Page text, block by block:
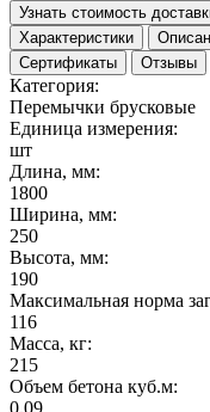
Узнать стоимость
Характеристики
Сертификаты
Отзывы
Категория:
Перемычки брусковые
Единица измерения:
шт
Длина, мм:
1800
Ширина, мм:
250
Высота, мм:
190
Максимальная норма
116
Масса, кг:
215
Объем бетона куб.м:
0.09